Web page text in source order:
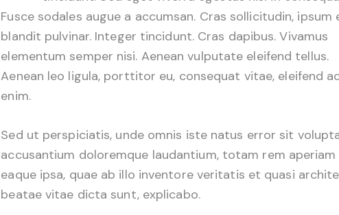
Fusce sodales augue a accumsan. Cras sollicitudin, ipsum
blandit pulvinar. Integer tincidunt. Cras dapibus. Vivamus
elementum semper nisi. Aenean vulputate eleifend tellus.
Aenean leo ligula, porttitor eu, consequat vitae, eleifend
enim.
Sed ut perspiciatis, unde omnis iste natus error sit
accusantium doloremque laudantium, totam rem aperiam
eaque ipsa, quae ab illo inventore veritatis et quasi
beatae vitae dicta sunt, explicabo.